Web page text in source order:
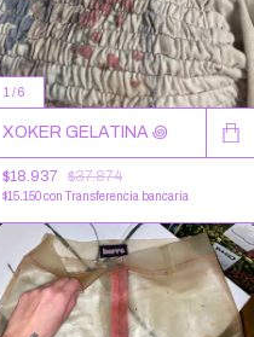
1 /6
XOKER GELATINA ꩜
$18.937 $37.874
$15.150con Transferencia bancaria